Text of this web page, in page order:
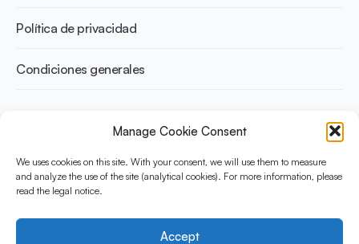
Manage Cookie Consent
We uses cookies on this site. With your consent, we will use them to measure
and analyze the use of the site (analytical cookies). For more information, please
read the legal notice.
Accept
Deportistas
Beneficios medioambientales
Beneficios para la salud
Política de privacidad
Condiciones generales
Equilibradas está financiada por el Instituto Danone
Internacional. Su objetivo es evaluar y compartir la evidencia
actual sobre el yogur como aliado en una dieta saludable y